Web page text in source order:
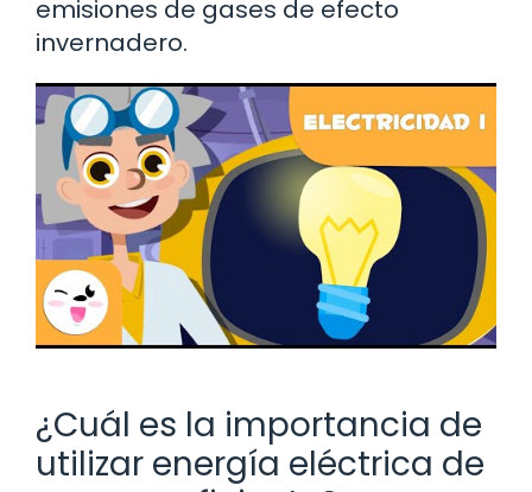
emisiones de gases de efecto
invernadero.
¿Cuál es la importancia de
utilizar energía eléctrica de